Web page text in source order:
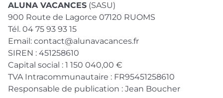
ALUNA VACANCES (SASU)
900 Route de Lagorce 07120 RUOMS
Tél. 04 75 93 93 15
Email: contact@alunavacances.fr
SIREN : 451258610
Capital social : 1 150 040,00 €
TVA Intracommunautaire : FR95451258610
Responsable de publication : Jean Boucher